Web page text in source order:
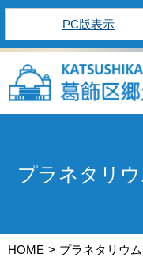
PC版表示
プラネタリウ
HOME プラネタリウム